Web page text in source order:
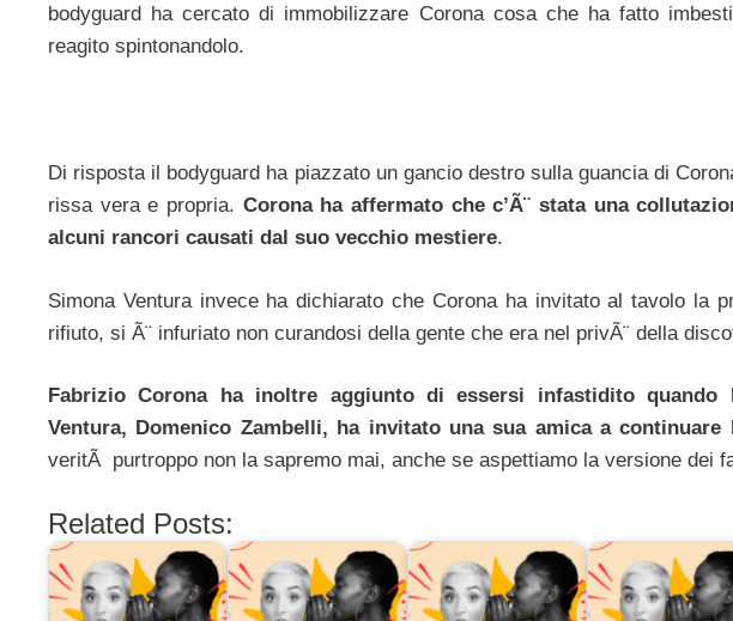
bodyguard ha cercato di immobilizzare Corona cosa che ha fatto
reagito spintonandolo.
Di risposta il bodyguard ha piazzato un gancio destro sulla guancia di
rissa vera e propria. Corona ha affermato che c’Ã¨ stata una
alcuni rancori causati dal suo vecchio mestiere.
Simona Ventura invece ha dichiarato che Corona ha invitato al tavolo la
rifiuto, si Ã¨ infuriato non curandosi della gente che era nel privÃ¨ della
Fabrizio Corona ha inoltre aggiunto di essersi infastidito quando
Ventura, Domenico Zambelli, ha invitato una sua amica a
veritÃ purtroppo non la sapremo mai, anche se aspettiamo la versione dei
Related Posts: